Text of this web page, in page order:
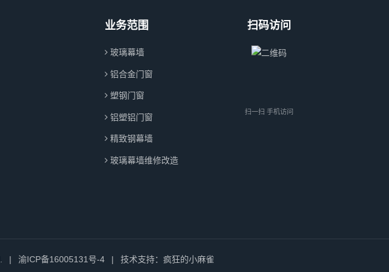
业务范围
玻璃幕墙
铝合金门窗
塑钢门窗
铝塑铝门窗
精致钢幕墙
玻璃幕墙维修改造
扫码访问
扫一扫 手机访问
| 渝ICP备16005131号-4 | 技术支持：疯狂的小麻雀